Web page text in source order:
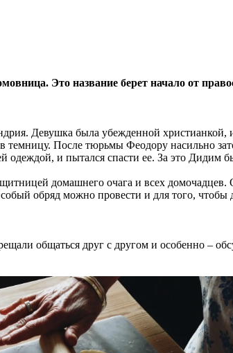
Это название берет начало от
Девушка была убежденной
в темницу. После тюрьмы Феодору
и пытался спасти ее. За это Дидим
домашнего очага и всех домочадцев.
обряд можно провести и для того,
общаться друг с другом и особенно –